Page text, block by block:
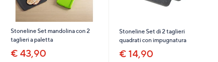
per
Stoneline Set mandolina con 2
taglieri a paletta
€ 43,90
Stoneline Set di 2 taglieri
quadrati con impugnatura
€ 14,90